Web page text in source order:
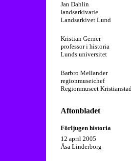
Jan Dahlin
landsarkivarie
Landsarkivet Lund
Kristian Gerner
professor i historia
Lunds universitet
Barbro Mellander
regionmuseichef
Regionmuseet
Aftonbladet
Förljugen historia
12 april 2005
Åsa Linderborg